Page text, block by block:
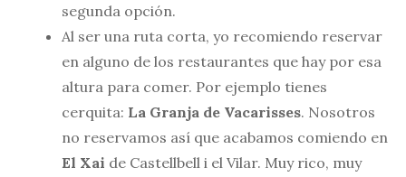
segunda opción.
Al ser una ruta corta, yo recomiendo reservar
en alguno de los restaurantes que hay por esa
altura para comer. Por ejemplo tienes
cerquita: La Granja de Vacarisses. Nosotros
no reservamos así que acabamos comiendo en
El Xai de Castellbell i el Vilar. Muy rico, muy